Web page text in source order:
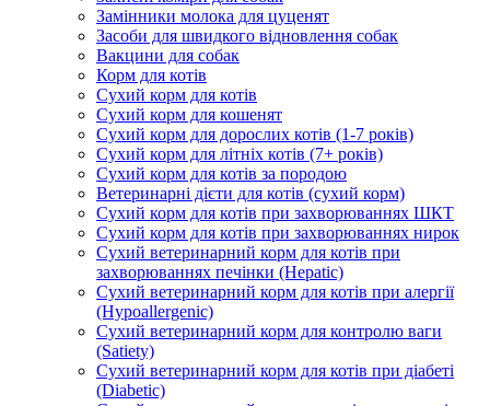
Замінники молока для цуценят
Засоби для швидкого відновлення собак
Вакцини для собак
Корм для котів
Сухий корм для котів
Сухий корм для кошенят
Сухий корм для дорослих котів (1-7 років)
Сухий корм для літніх котів (7+ років)
Сухий корм для котів за породою
Ветеринарні дієти для котів (сухий корм)
Сухий корм для котів при захворюваннях ШКТ
Сухий корм для котів при захворюваннях нирок
Сухий ветеринарний корм для котів при
захворюваннях печінки (Hepatic)
Сухий ветеринарний корм для котів при алергії
(Hypoallergenic)
Сухий ветеринарний корм для контролю ваги
(Satiety)
Сухий ветеринарний корм для котів при діабеті
(Diabetic)